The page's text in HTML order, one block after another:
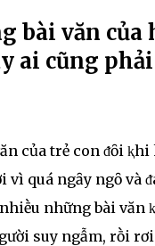
bài văn của
ai cũng
của trẻ con ᵭȏi
vì quá ngȃy ngȏ và
những bài văn
suy ngẫm, rṑi